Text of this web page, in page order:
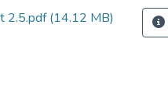
2.5.pdf(14.12 MB)